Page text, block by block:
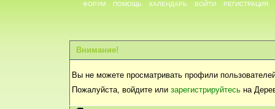
ФОРУМ ПОМОЩЬ КАЛЕНДАРЬ ВОЙТИ РЕГИСТРАЦИЯ
Внимание!
Вы не можете просматривать профили
Пожалуйста, войдите или зарегистрируйтесь на